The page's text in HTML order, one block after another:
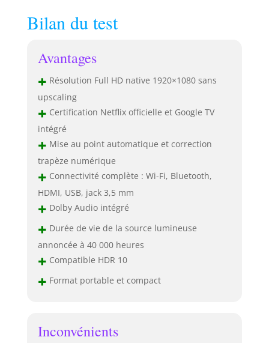
Bilan du test
Avantages
+ Résolution Full HD native 1920×1080 sans
upscaling
+ Certification Netflix officielle et Google TV
intégré
+ Mise au point automatique et correction
trapèze numérique
+ Connectivité complète : Wi-Fi, Bluetooth,
HDMI, USB, jack 3,5 mm
+ Dolby Audio intégré
+ Durée de vie de la source lumineuse
annoncée à 40 000 heures
+ Compatible HDR 10
+ Format portable et compact
Inconvénients